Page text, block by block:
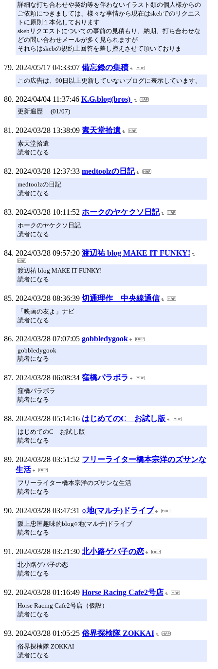
詳細な打ち合わせや契約等を伴わないイラスト類の個人様からの
ご依頼につきましては、様々な事情から現在はskebでのリクエス
トに原則１本化しております
skebリクエストについての事前の見積もり、納期、打ち合わせな
どの問い合わせメールが多く見られますが
それらはskebの規約上回答を差し控えさせて頂いておりま
2024/05/17 04:33:07 備忘録の集積
この広告は、90日以上更新していないブログに表示しています。
2024/04/04 11:37:46 K.G.blog(bros)
更新遍歴 (01/07)
2024/03/28 13:38:09 素天堂拾遺
素天堂拾遺
読者になる
2024/03/28 12:37:33 medtoolzの日記
medtoolzの日記
読者になる
2024/03/28 10:11:52 ホークのヤケクソ日記
ホークのヤケクソ日記
読者になる
2024/03/28 09:57:20 渡辺祐 blog MAKE IT FUNKY!
渡辺祐 blog MAKE IT FUNKY!
読者になる
2024/03/28 08:36:39 切通理作 中央線通信
「映画の友よ」ナビ
読者になる
2024/03/28 07:07:05 gobbledygook
gobbledygook
読者になる
2024/03/28 06:08:34 窪橋パラボラ
窪橋パラボラ
読者になる
2024/03/28 05:14:16 はじめてのC お試し版
はじめてのC お試し版
読者になる
2024/03/28 03:51:52 フリーライター橋本宗洋のズサンな
生活
フリーライター橋本宗洋のズサンな生活
読者になる
2024/03/28 03:47:31 ○地(マルチ)ドライブ
阪上忠匡趣味的blog○地(マルチ)ドライブ
読者になる
2024/03/28 03:21:30 北小路ゲバ子の恋
北小路ゲバ子の恋
読者になる
2024/03/28 01:16:49 Horse Racing Cafe2号店
Horse Racing Cafe2号店（仮設）
読者になる
2024/03/28 01:05:25 俗界探検隊 ZOKKAI
俗界探検隊 ZOKKAI
読者になる